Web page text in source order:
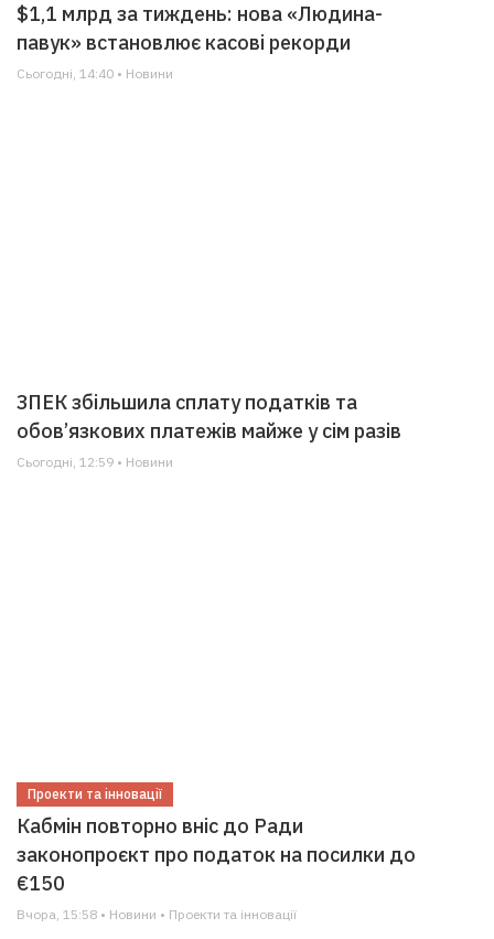
$1,1 млрд за тиждень: нова «Людина-
павук» встановлює касові рекорди
Сьогодні, 14:40 • Новини
ЗПЕК збільшила сплату податків та
обов’язкових платежів майже у сім разів
Сьогодні, 12:59 • Новини
Проекти та інновації
Кабмін повторно вніс до Ради
законопроєкт про податок на посилки до
€150
Вчора, 15:58 • Новини • Проекти та інновації